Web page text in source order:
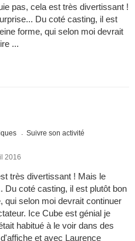
pas, cela est très divertissant !
Du coté casting, il est
forme, qui selon moi devrait
...
Suivre son activité
2016
très divertissant ! Mais le
Du coté casting, il est plutôt bon
qui selon moi devrait continuer
Ice Cube est génial je
habitué à le voir dans des
et avec Laurence